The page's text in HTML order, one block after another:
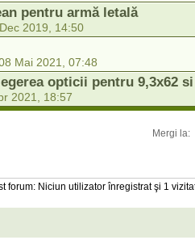
pentru armă letală
2019, 14:50
Mai 2021, 07:48
opticii pentru 9,3x62
2021, 18:57
Mergi la:
forum: Niciun utilizator înregistrat şi 1